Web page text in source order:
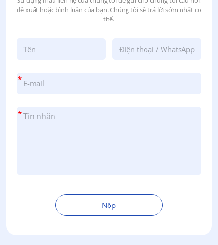
đề xuất hoặc bình luận của bạn. Chúng tôi sẽ trả lời sớm nhất có
thể.
*
*
Nộp